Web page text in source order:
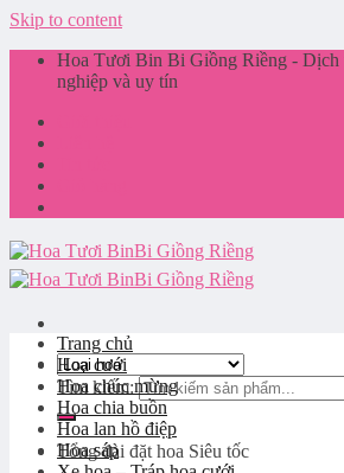
Skip to content
Hoa Tươi Bin Bi Giồng Riềng - Dịch
nghiệp và uy tín
Tìm kiếm:
Tổng đài đặt hoa Siêu tốc
Trang chủ
Hoa cưới
Hoa chúc mừng
Hoa chia buồn
Hoa lan hồ điệp
Hoa sáp